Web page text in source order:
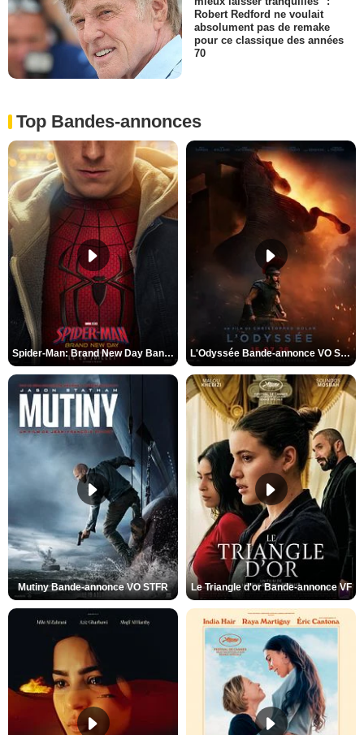
Robert Redford ne voulait
absolument pas de remake
pour ce classique des années
70
Top Bandes-annonces
Spider-Man: Brand New Day Bande-annonce VO STFR L'Odyssée Bande-annonce VO STFR
Mutiny Bande-annonce VO STFR Le Triangle d'or Bande-annonce VF